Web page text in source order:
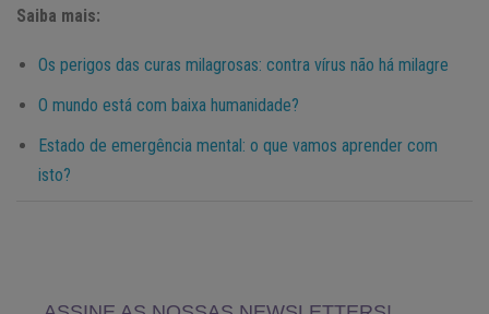
Saiba mais:
Os perigos das curas milagrosas: contra vírus não há milagre
O mundo está com baixa humanidade?
Estado de emergência mental: o que vamos aprender com
isto?